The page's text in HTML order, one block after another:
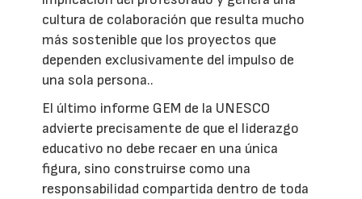
cultura de colaboración que resulta mucho
más sostenible que los proyectos que
dependen exclusivamente del impulso de
una sola persona..
El último informe GEM de la UNESCO
advierte precisamente de que el liderazgo
educativo no debe recaer en una única
figura, sino construirse como una
responsabilidad compartida dentro de toda